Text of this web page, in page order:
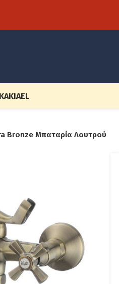
EL
Bronze Μπαταρία Λουτρού